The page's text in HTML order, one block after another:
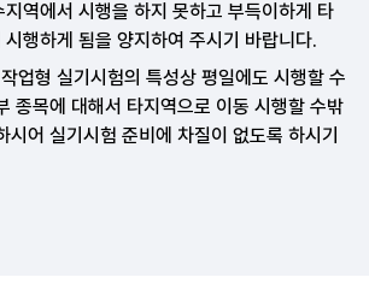
역에서 시행을 하지 못하고 부득이하게 타
행하게 됨을 양지하여 주시기 바랍니다.
업형 실기시험의 특성상 평일에도 시행할 수
종목에 대해서 타지역으로 이동 시행할 수밖
시어 실기시험 준비에 차질이 없도록 하시기